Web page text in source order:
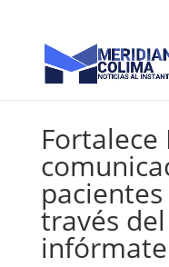
Fortalece
través